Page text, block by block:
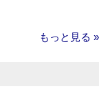
もっと見る »